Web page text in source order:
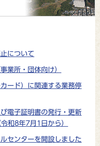
について
業所・団体向け）
ード）に関連する業務停
電子証明書の発行・更新
和8年7月1日から）
センターを開設しました